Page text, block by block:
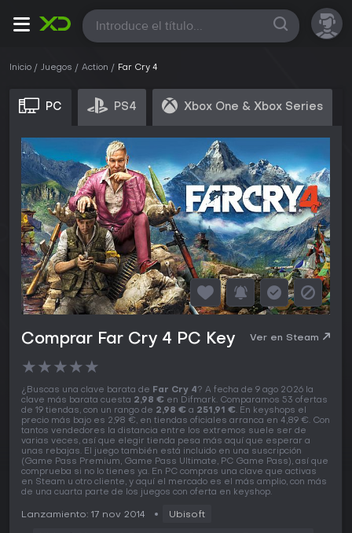
Todas
Inicio Juegos Action Far Cry 4
PC PS4 Xbox One & Xbox Series
Comprar Far Cry 4 PC Key Ver en Steam
★★★★★
¿Buscas una clave barata de Far Cry 4? A fecha de 9 ago 2026 la
clave más barata cuesta 2,98 € en Difmark. Comparamos 53 ofertas
de 19 tiendas, con un rango de 2,98 € a 251,91 €. En keyshops el
precio más bajo es 2,98 €, en tiendas oficiales arranca en 4,89 €. Con
tantos vendedores la distancia entre los extremos suele ser de
varias veces, así que elegir tienda pesa más aquí que esperar a
unas rebajas. El juego también está incluido en una suscripción
(Game Pass Premium, Game Pass Ultimate, PC Game Pass), así que
comprueba si no lo tienes ya. En PC compras una clave que activas
en Steam u otro cliente, y aquí el mercado es el más amplio, con más
de una cuarta parte de los juegos con oferta en keyshop.
Lanzamiento: 17 nov 2014 Ubisoft